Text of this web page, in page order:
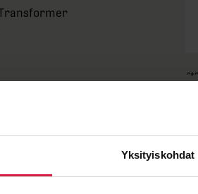
Yksityiskohdat
28
F
”*